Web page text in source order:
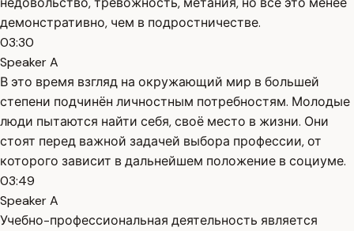
демонстративно, чем в подростничестве.
03:30
Speaker A
В это время взгляд на окружающий мир в большей
степени подчинён личностным потребностям. Молодые
люди пытаются найти себя, своё место в жизни. Они
стоят перед важной задачей выбора профессии, от
которого зависит в дальнейшем положение в социуме.
03:49
Speaker A
Учебно-профессиональная деятельность является